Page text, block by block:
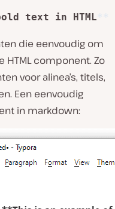
text in HTML
die eenvoudig om
HTML component. Zo
voor alinea’s, titels,
Een eenvoudig
in markdown: